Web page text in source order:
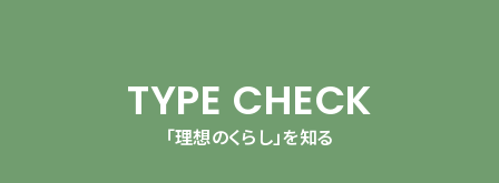
TYPE CHECK
「理想のくらし」を知る